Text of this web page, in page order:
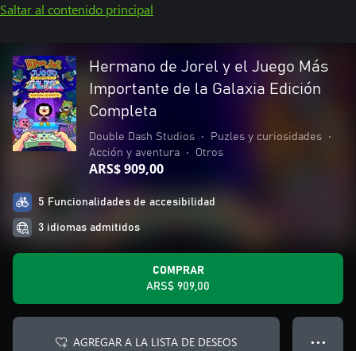
Saltar al contenido principal
Hermano de Jorel y el Juego Más
Importante de la Galaxia Edición
Completa
Double Dash Studios • Puzles y curiosidades
•
Acción y aventura
• Otros
ARS$ 909,00
5 Funcionalidades de accesibilidad
3 idiomas admitidos
COMPRAR
ARS$ 909,00
AGREGAR A LA LISTA DE DESEOS ● ● ●